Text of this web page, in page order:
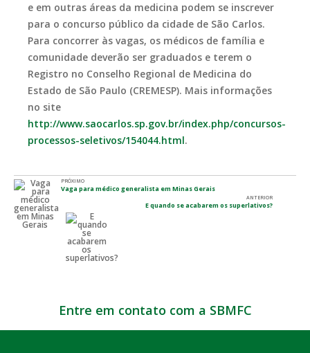
e em outras áreas da medicina podem se inscrever
para o concurso público da cidade de São Carlos.
Para concorrer às vagas, os médicos de família e
comunidade deverão ser graduados e terem o
Registro no Conselho Regional de Medicina do
Estado de São Paulo (CREMESP). Mais informações
no site
http://www.saocarlos.sp.gov.br/index.php/concursos-
processos-seletivos/154044.html.
PRÓXIMO
Vaga para médico generalista em Minas Gerais
ANTERIOR
E quando se acabarem os superlativos?
Entre em contato com a SBMFC